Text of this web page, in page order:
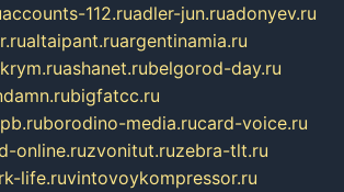
accounts-112.ruadler-jun.ruadonyev.ru
altaipant.ruargentinamia.ru
ashanet.rubelgorod-day.ru
bigfatcc.ru
borodino-media.rucard-voice.ru
online.ruzvonitut.ruzebra-tlt.ru
life.ruvintovoykompressor.ru